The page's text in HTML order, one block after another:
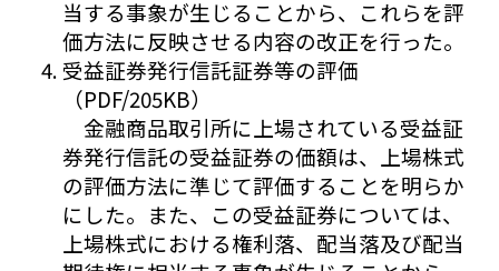
当する事象が生じることから、これらを評
価方法に反映させる内容の改正を行った。
受益証券発行信託証券等の評価
（PDF/205KB）
金融商品取引所に上場されている受益証
券発行信託の受益証券の価額は、上場株式
の評価方法に準じて評価することを明らか
にした。また、この受益証券については、
上場株式における権利落、配当落及び配当